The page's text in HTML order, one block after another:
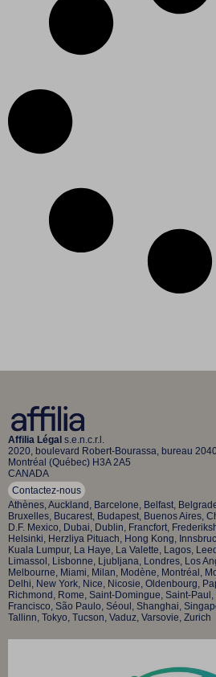
Affilia Légal s.e.n.c.r.l.
2020, boulevard Robert-Bourassa, bureau
Montréal (Québec) H3A 2A5
CANADA
Contactez-nous
Athènes, Auckland, Barcelone, Belfast,
Bruxelles, Bucarest, Budapest, Buenos Aires,
D.F. Mexico, Dubai, Dublin, Francfort,
Helsinki, Herzliya Pituach, Hong Kong,
Kuala Lumpur, La Haye, La Valette, Lagos,
Limassol, Lisbonne, Ljubljana, Londres, Los
Melbourne, Miami, Milan, Modène, Montréal,
Delhi, New York, Nice, Nicosie, Oldenbourg,
Richmond, Rome, Saint-Domingue, Saint-
Francisco, São Paulo, Séoul, Shanghai,
Tallinn, Tokyo, Tucson, Vaduz, Varsovie, Zurich